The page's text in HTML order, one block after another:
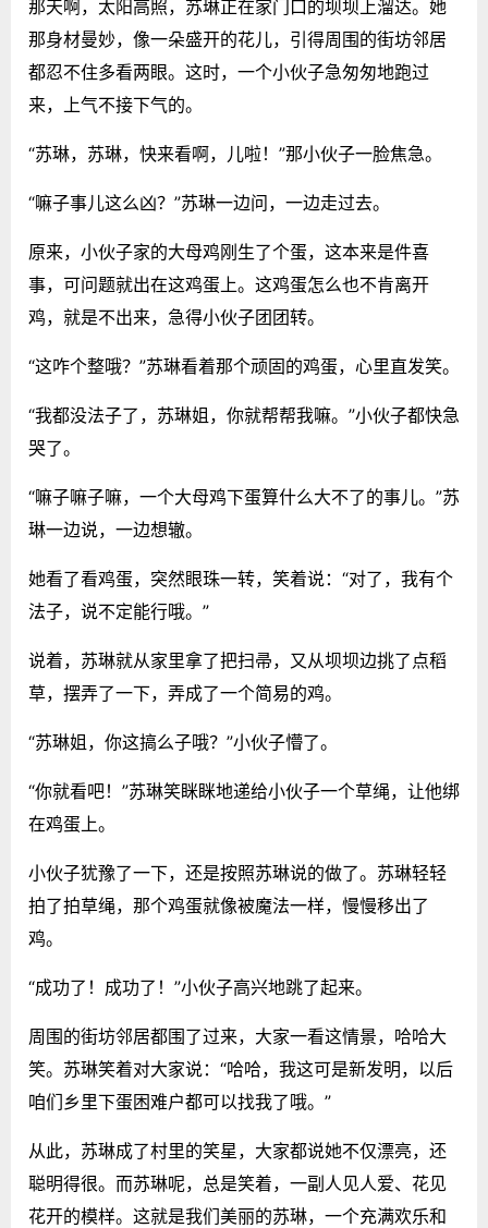
那天啊，太阳高照，苏琳正在家门口的坝坝上溜达。她
那身材曼妙，像一朵盛开的花儿，引得周围的街坊邻居
都忍不住多看两眼。这时，一个小伙子急匆匆地跑过
来，上气不接下气的。
“苏琳，苏琳，快来看啊，儿啦！”那小伙子一脸焦急。
“嘛子事儿这么凶？”苏琳一边问，一边走过去。
原来，小伙子家的大母鸡刚生了个蛋，这本来是件喜
事，可问题就出在这鸡蛋上。这鸡蛋怎么也不肯离开
鸡，就是不出来，急得小伙子团团转。
“这咋个整哦？”苏琳看着那个顽固的鸡蛋，心里直发笑。
“我都没法子了，苏琳姐，你就帮帮我嘛。”小伙子都快急
哭了。
“嘛子嘛子嘛，一个大母鸡下蛋算什么大不了的事儿。”苏
琳一边说，一边想辙。
她看了看鸡蛋，突然眼珠一转，笑着说：“对了，我有个
法子，说不定能行哦。”
说着，苏琳就从家里拿了把扫帚，又从坝坝边挑了点稻
草，摆弄了一下，弄成了一个简易的鸡。
“苏琳姐，你这搞么子哦？”小伙子懵了。
“你就看吧！”苏琳笑眯眯地递给小伙子一个草绳，让他绑
在鸡蛋上。
小伙子犹豫了一下，还是按照苏琳说的做了。苏琳轻轻
拍了拍草绳，那个鸡蛋就像被魔法一样，慢慢移出了
鸡。
“成功了！成功了！”小伙子高兴地跳了起来。
周围的街坊邻居都围了过来，大家一看这情景，哈哈大
笑。苏琳笑着对大家说：“哈哈，我这可是新发明，以后
咱们乡里下蛋困难户都可以找我了哦。”
从此，苏琳成了村里的笑星，大家都说她不仅漂亮，还
聪明得很。而苏琳呢，总是笑着，一副人见人爱、花见
花开的模样。这就是我们美丽的苏琳，一个充满欢乐和